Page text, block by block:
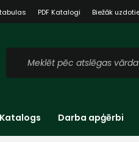
PDF Katalogi Biežāk
Katalogs Darba apģērbi